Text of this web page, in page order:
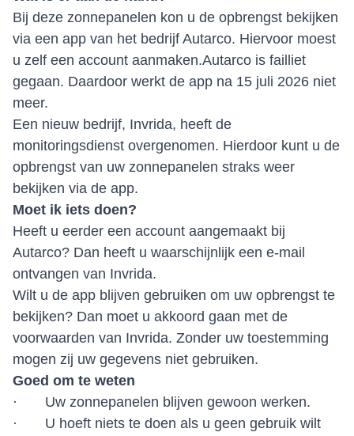
Bij deze zonnepanelen kon u de opbrengst bekijken
via een app van het bedrijf Autarco. Hiervoor moest
u zelf een account aanmaken.Autarco is failliet
gegaan. Daardoor werkt de app na 15 juli 2026 niet
meer.
Een nieuw bedrijf, Invrida, heeft de
monitoringsdienst overgenomen. Hierdoor kunt u de
opbrengst van uw zonnepanelen straks weer
bekijken via de app.
Moet ik iets doen?
Heeft u eerder een account aangemaakt bij
Autarco? Dan heeft u waarschijnlijk een e-mail
ontvangen van Invrida.
Wilt u de app blijven gebruiken om uw opbrengst te
bekijken? Dan moet u akkoord gaan met de
voorwaarden van Invrida. Zonder uw toestemming
mogen zij uw gegevens niet gebruiken.
Goed om te weten
· Uw zonnepanelen blijven gewoon werken.
· U hoeft niets te doen als u geen gebruik wilt